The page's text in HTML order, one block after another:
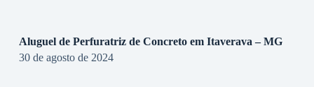
Aluguel de Perfuratriz de Concreto em Itaverava – MG
30 de agosto de 2024